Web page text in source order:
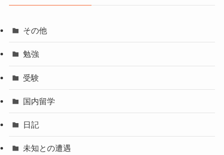
その他
勉強
受験
国内留学
日記
未知との遭遇